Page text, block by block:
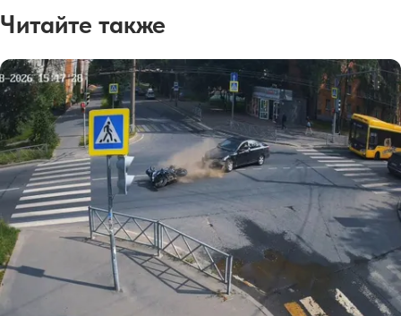
Читайте также